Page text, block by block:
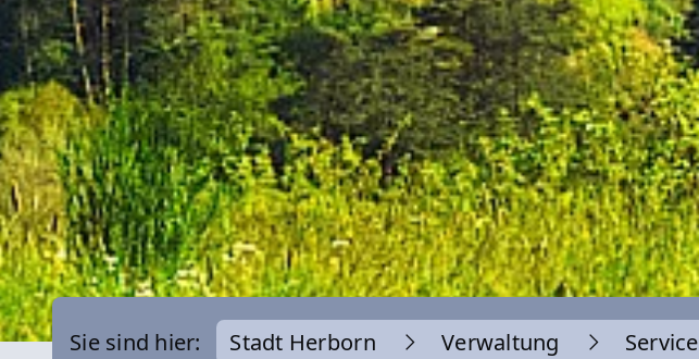
Sie sind hier: Stadt Herborn Verwaltung Service